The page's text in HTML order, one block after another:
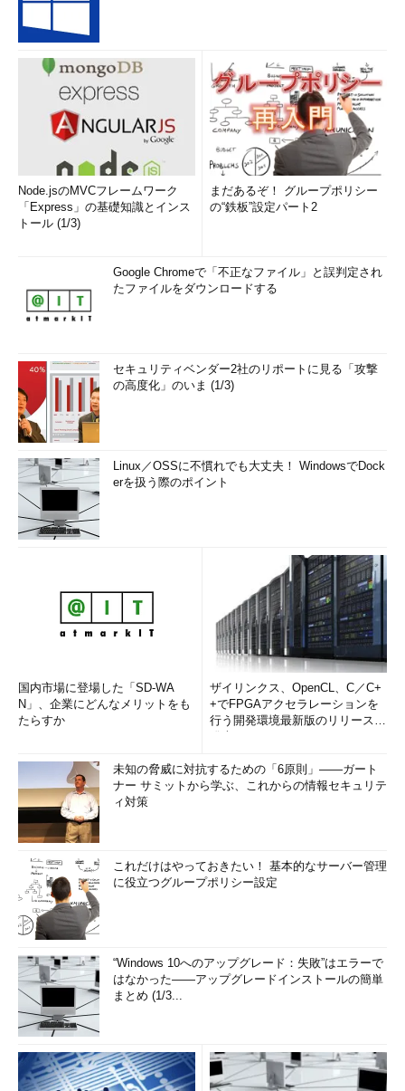
画面4
「Hyper-Vの設定」から「物理GPU」の項目が消
え、RemoteFX 3Dビデオアダプターは新規仮想マシンでは
サポートされないデバイスに
また、Windows Server 2019のServer Coreインストールで
デスクトップサービスの役割サービスを有効化できないことも分
かりました（Server Coreインストールでは、リモートデスクト
ップライセンスのみ有効化可能）。このことから、RemoteFX
想化ホストとして利用できなくなります。
さらに、Windows Server 2016 Hyper-Vの仮想マシンのゲスト
OSとして、Windows 10 バージョン1809（Pro以上のエディショ
みると「Microsoft RemoteFXグラフィックデバイス - WDDM」
デバイスを認識し、問題なく機能していました（
画面5Windows 10 バージョン1809とWindows Server 20
19を実行するHyper-V仮想マシンでは、Windows Server 20
つまり、Windows Server 2016 Hyper-VのRemoteFX vGPU割
り当て済みの仮想マシンを、Windows Server 2019 Hyper-Vホス
トに移行し、ゲストOSをWindows 10 バージョン1809や
Windows Server 2016にアップグレードしたとしても、
RemoteFX vGPUの機能は引き続き利用できると思われます。し
かし、Hyper-Vホスト側で積極的にサポートしなくなった以上、
今後も使い続けられるとは考えない方がよいでしょう。
version 1803で開発終了扱いに
Node.jsのMVCフレームワーク
「Express」の基礎知識とインス
トール (1/3)
まだあるぞ！ グループポリシー
の“鉄板”設定パート2
Google Chromeで「不正なファイル」と誤判定され
たファイルをダウンロードする
セキュリティベンダー2社のリポートに見る「攻撃
の高度化」のいま (1/3)
Linux／OSSに不慣れでも大丈夫！ WindowsでDock
erを扱う際のポイント
国内市場に登場した「SD-WA
N」、企業にどんなメリットをも
たらすか
ザイリンクス、OpenCL、C／C+
+でFPGAアクセラレーションを
行う開発環境最新版のリリースを
未知の脅威に対抗するための「6原則」――ガート
ナー サミットから学ぶ、これからの情報セキュリテ
ィ対策
これだけはやっておきたい！ 基本的なサーバー管理
に役立つグループポリシー設定
“Windows 10へのアップグレード：失敗”はエラーで
はなかった――アップグレードインストールの簡単
まとめ (1/3...